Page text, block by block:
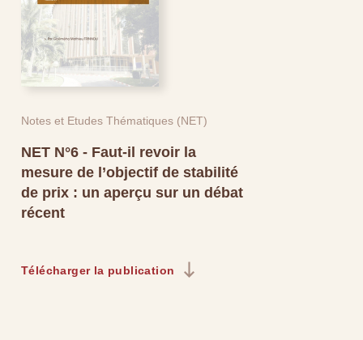
Notes et Etudes Thématiques (NET)
NET N°6 - Faut-il revoir la
mesure de l’objectif de stabilité
de prix : un aperçu sur un débat
récent
Télécharger la publication